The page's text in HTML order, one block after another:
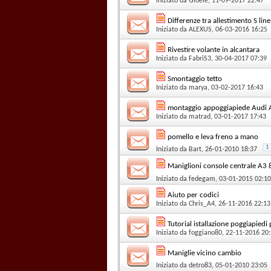
Differenze tra allestimento S
Iniziato da ALEXUS, 06-03-2016 16:25
Rivestire volante in alcantara
Iniziato da FabriS3, 30-04-2017 07:39
Smontaggio tetto
Iniziato da marya, 03-02-2017 16:43
montaggio appoggiapiede Audi
Iniziato da matrad, 03-01-2017 17:43
pomello e leva freno a mano
Iniziato da Bart, 26-01-2010 18:37 1
Maniglioni console centrale A3
Iniziato da fedegam, 03-01-2015 02:10
Aiuto per codici
Iniziato da Chris_A4, 26-11-2016 22:13
Tutorial istallazione
Iniziato da foggiano80, 22-11-2016
Maniglie vicino cambio
Iniziato da detro83, 05-01-2010 23:05